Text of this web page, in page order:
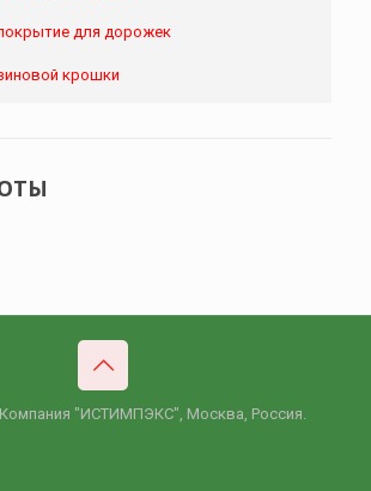
для дорожек
крошки
Компания "ИСТИМПЭКС", Москва, Россия.